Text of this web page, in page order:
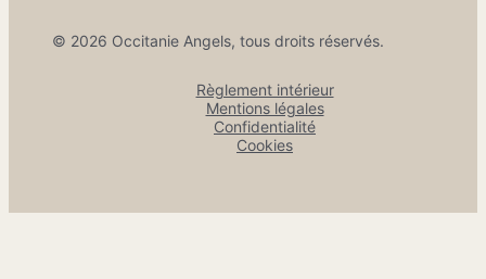
© 2026 Occitanie Angels, tous droits réservés.
Règlement intérieur
Mentions légales
Confidentialité
Cookies